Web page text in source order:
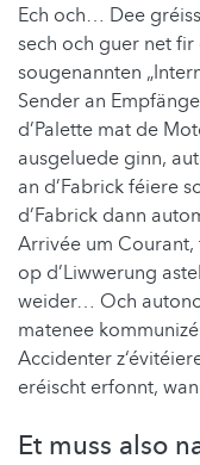
Ech och… Dee
sech och guer net
sougenannten
Sender an
d’Palette mat de
ausgeluede ginn,
an d’Fabrick féiere
d’Fabrick dann
Arrivée um
op d’Liwwerung
weider… Och
matenee
Accidenter
eréischt erfonnt,
Et muss also